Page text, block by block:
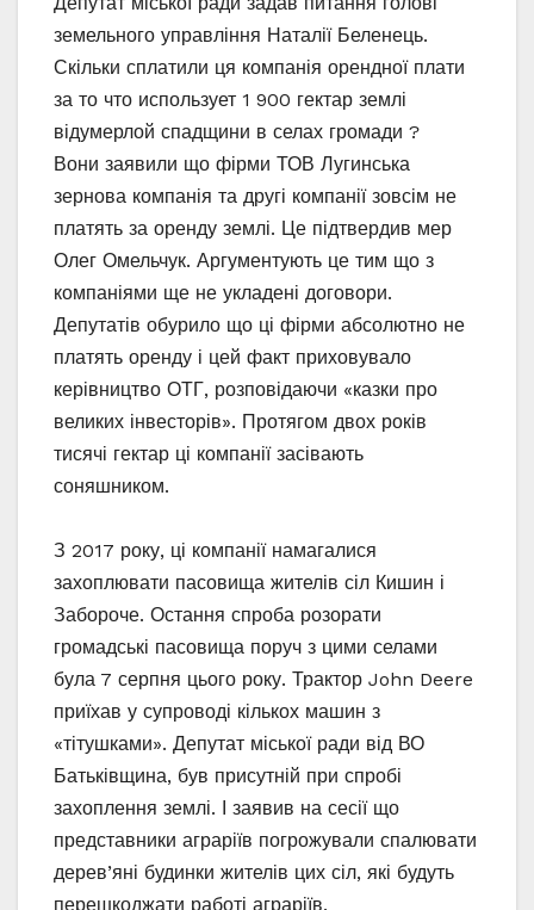
земельного управління Наталії Беленець.
Скільки сплатили ця компанія орендної плати
за то что использует 1 900 гектар землі
відумерлой спадщини в селах громади ?
Вони заявили що фірми ТОВ Лугинська
зернова компанія та другі компанії зовсім не
платять за оренду землі. Це підтвердив мер
Олег Омельчук. Аргументують це тим що з
компаніями ще не укладені договори.
Депутатів обурило що ці фірми абсолютно не
платять оренду і цей факт приховувало
керівництво ОТГ, розповідаючи «казки про
великих інвесторів». Протягом двох років
тисячі гектар ці компанії засівають
соняшником.
З 2017 року, ці компанії намагалися
захоплювати пасовища жителів сіл Кишин і
Забороче. Остання спроба розорати
громадські пасовища поруч з цими селами
була 7 серпня цього року. Трактор John Deere
приїхав у супроводі кількох машин з
«тітушками». Депутат міської ради від ВО
Батьківщина, був присутній при спробі
захоплення землі. І заявив на сесії що
представники аграріїв погрожували спалювати
дерев’яні будинки жителів цих сіл, які будуть
перешкоджати работі аграріїв.